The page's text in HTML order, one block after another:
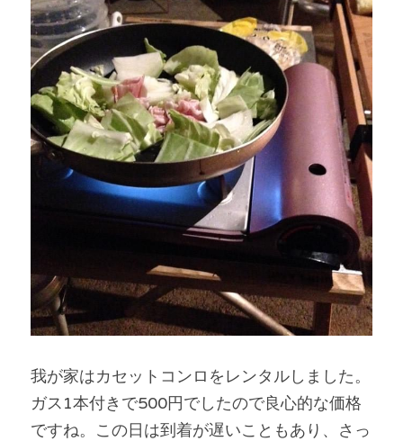
我が家はカセットコンロをレンタルしました。
ガス1本付きで500円でしたので良心的な価格
ですね。この日は到着が遅いこともあり、さっ